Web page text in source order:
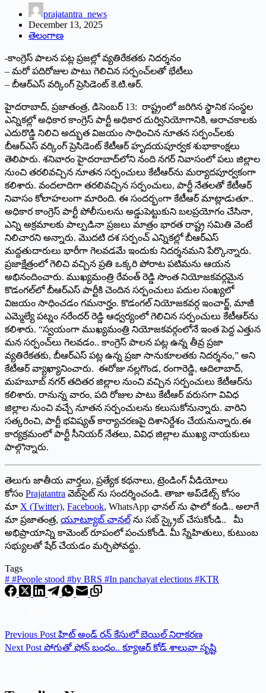
prajatantra_news
December 13, 2025
తెలంగాణ
-కాంగ్రెస్ పాల‌న ప‌ట్ల ప్ర‌జ‌ల్లో వ్య‌తిరేక‌త‌కు నిద‌ర్శ‌నం
– మ‌రో ప‌దిరోజుల పాటు గెలిచిన స‌ర్పంచ్‌ల‌తో భేటీలు
– బీఆర్ఎస్ వ‌ర్కింగ్ ప్రెసిడెంట్ కె.టి.ఆర్‌.
హైద‌రాబాద్‌, ప్ర‌జాతంత్ర‌, డిసెంబ‌ర్ 13: రాష్ట్రంలో జరిగిన స్థానిక సంస్థల
ఎన్నికల్లో అధికార కాంగ్రెస్ పార్టీ అధికార దుర్వినియోగానికి, అరాచకాలకు
ఎదురొడ్డి నిలిచి అద్భుత విజయం సాధించిన నూతన సర్పంచ్‌లకు
బీఆర్ఎస్ వర్కింగ్ ప్రెసిడెంట్ కేటీఆర్ హృదయపూర్వక శుభాకాంక్షలు
తెలిపారు. శనివారం హైదరాబాద్‌లోని నంది నగర్ నివాసంలో పలు జిల్లాల
నుంచి తరలివచ్చిన నూతన సర్పంచులు కేటీఆర్‌ను మర్యాదపూర్వకంగా
కలిశారు. వందలాదిగా తరలివచ్చిన సర్పంచులు, పార్టీ నేతలతో కేటీఆర్
నివాసం కోలాహలంగా మారింది. ఈ సందర్భంగా కేటీఆర్ మాట్లాడుతూ..
అధికార కాంగ్రెస్ పార్టీ పోలీసులను అడ్డుపెట్టుకుని బలప్రయోగం చేసినా,
ఎన్ని అక్రమాలకు పాల్పడినా ప్రజలు మాత్రం భారత రాష్ట్ర సమితి వెంటే
నిలిచారని అన్నారు. మొదటి దశ సర్పంచ్ ఎన్నికల్లో బీఆర్ఎస్
మద్దతుదారులు భారీగా గెలవడమే ఇందుకు నిదర్శనమని పేర్కొన్నారు.
ప్రజాక్షేత్రంలో గెలిచి వచ్చిన ప్రతి ఒక్కరి పోరాట పటిమను ఆయన
అభినందించారు. ముఖ్యమంత్రి రేవంత్ రెడ్డి సొంత నియోజకవర్గమైన
కొడంగల్‌లో బీఆర్ఎస్ పార్టీకి చెందిన సర్పంచులు పదుల సంఖ్యలో
విజయం సాధించడం గమనార్హం. కొడంగల్ నియోజకవర్గ ఇంచార్జ్, మాజీ
ఎమ్మెల్యే పట్నం నరేందర్ రెడ్డి ఆధ్వర్యంలో గెలిచిన సర్పంచులు కేటీఆర్‌ను
కలిశారు. “స్వయంగా ముఖ్యమంత్రి నియోజకవర్గంలోనే ఇంత పెద్ద ఎత్తున
మన సర్పంచ్‌లు గెలవడం.. కాంగ్రెస్ పాలన పట్ల ఉన్న తీవ్ర ప్రజా
వ్యతిరేకతకు, బీఆర్ఎస్ పట్ల ఉన్న ప్రజా సానుకూలతకు నిదర్శనం,” అని
కేటీఆర్ వ్యాఖ్యానించారు. ఈరోజు నల్లగొండ, రంగారెడ్డి, ఆదిలాబాద్,
మహబూబ్ నగర్ తదితర జిల్లాల నుంచి వచ్చిన సర్పంచులు కేటీఆర్‌ను
కలిశారు. రానున్న వారం, పది రోజుల పాటు కేటీఆర్ వరుసగా వివిధ
జిల్లాల నుంచి వచ్చే నూతన సర్పంచులను కలుసుకోనున్నారు. వారిని
సత్కరించి, పార్టీ భవిష్యత్ కార్యాచరణపై దిశానిర్దేశం చేయనున్నారు.ఈ
కార్యక్రమంలో పార్టీ సీనియర్ నేతలు, వివిధ జిల్లాల ముఖ్య నాయకులు
పాల్గొన్నారు.
తెలుగు జాతీయ వార్తలు, ప్రత్యేక కథనాలు, ట్రెండింగ్ వీడియోలు
కోసం Prajatantra వెబ్‌సైట్ ను సందర్శించండి. తాజా అప్‌డేట్స్ కోసం
మా X (Twitter), Facebook, WhatsApp ఛానల్ ను ఫాలో కండి.. అలాగే
మా ప్రజాతంత్ర, యూట్యూబ్ చానల్ ను సబ్ స్క్రైబ్ చేసుకోండి.. మీ
అభిప్రాయాన్ని కామెంట్ రూపంలో పంచుకోండి. మీ స్నేహితులు, కుటుంబ
సభ్యులతో షేర్ చేయడం మర్చిపోవద్దు.
Tags
# #People stood #by BRS #In panchayat elections #KTR
Previous Post హిట్‌ అం‌డ్‌ ‌రన్‌ ‌కేసులో బెయిల్‌ ‌నిరాకరణ
Next Post పోగుతో ఫోన్ బంధం.. క్యూఆర్ కోడ్‌ శాలువా సృష్టి